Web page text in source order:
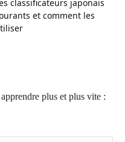
classificateurs japonais
et comment les
plus et plus vite :